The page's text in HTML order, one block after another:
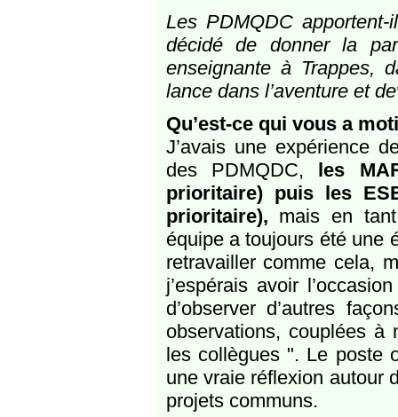
Les PDMQDC
décidé de donner la
enseignante à Trappes,
lance dans l’aventure et
Qu’est-ce qui vous a
J’avais une expérience
des PDMQDC, les
prioritaire) puis les
prioritaire), mais en
équipe a toujours été une
retravailler comme cela,
j’espérais avoir
d’observer d’autres
observations, couplées à
les collègues ". Le poste
une vraie réflexion autour
projets communs.